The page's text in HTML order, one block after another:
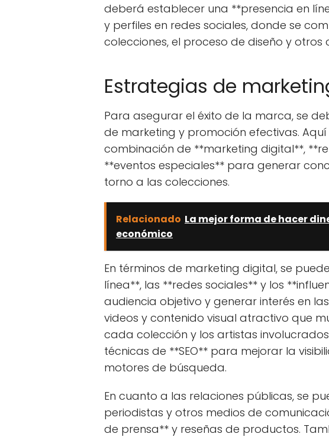
deberá establecer una **presencia en
y perfiles en redes sociales, donde se
colecciones, el proceso de diseño y otros
Estrategias de
Para asegurar el éxito de la marca, se
de marketing y promoción efectivas.
combinación de **marketing digital**,
**eventos especiales** para generar
torno a las colecciones.
Relacionado La mejor forma de hacer
económico
En términos de marketing digital, se
línea**, las **redes sociales** y los
audiencia objetivo y generar interés en
videos y contenido visual atractivo que
cada colección y los artistas
técnicas de **SEO** para mejorar la
motores de búsqueda.
En cuanto a las relaciones públicas, se
periodistas y otros medios de
de prensa** y reseñas de productos.